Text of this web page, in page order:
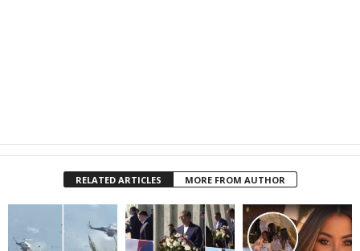
RELATED ARTICLES MORE FROM AUTHOR